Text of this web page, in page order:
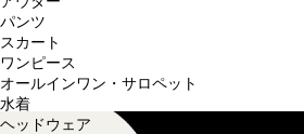
パンツ
スカート
ワンピース
オールインワン・サロペット
水着
ヘッドウェア